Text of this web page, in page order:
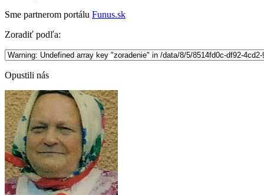
Sme partnerom portálu Funus.sk
Zoradiť podľa:
Opustili nás